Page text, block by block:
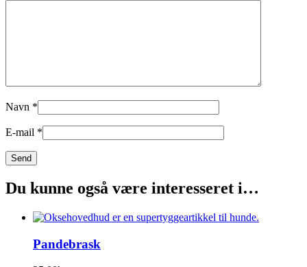
Navn *
E-mail *
Du kunne også være interesseret i…
Pandebrask